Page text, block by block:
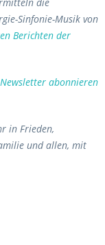
Sinfonie-Musik von
Berichten der
abonnieren
in Frieden,
und allen, mit